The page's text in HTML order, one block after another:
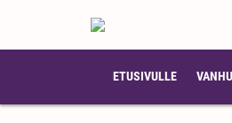
ETUSIVULLE